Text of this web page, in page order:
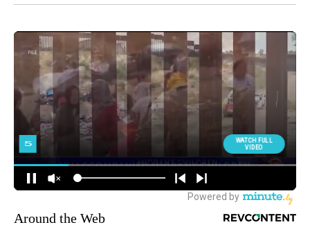
Around the Web